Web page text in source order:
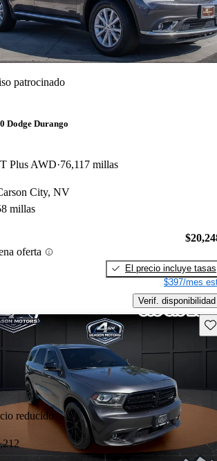
patrocinado
Dodge Durango
Plus AWD 76,117 millas
City, NV
millas
oferta
El precio incluye tasas
$397/mes
Verif. disponibilidad
Aviso
reducido